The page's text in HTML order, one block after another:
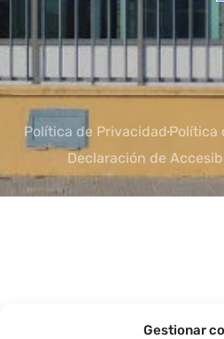
Gestionar
Política de Privacidad Política
Declaración de